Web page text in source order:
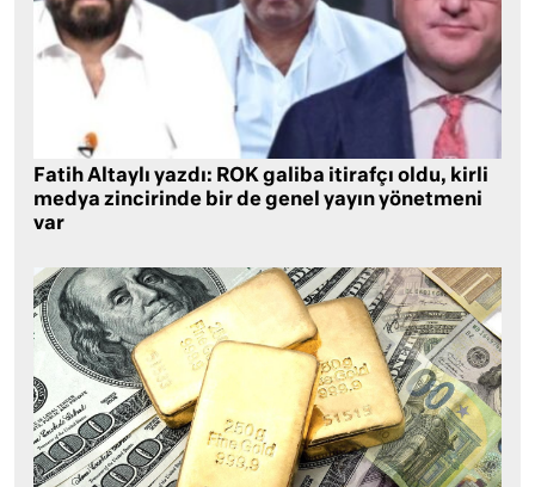
Fatih Altaylı yazdı: ROK galiba itirafçı oldu, kirli
medya zincirinde bir de genel yayın yönetmeni
var